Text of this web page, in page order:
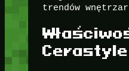
trendów